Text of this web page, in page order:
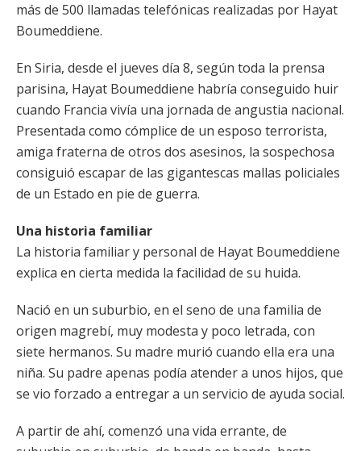
más de 500 llamadas telefónicas realizadas por Hayat
Boumeddiene.
En Siria, desde el jueves día 8, según toda la prensa
parisina, Hayat Boumeddiene habría conseguido huir
cuando Francia vivía una jornada de angustia nacional.
Presentada como cómplice de un esposo terrorista,
amiga fraterna de otros dos asesinos, la sospechosa
consiguió escapar de las gigantescas mallas policiales
de un Estado en pie de guerra.
Una historia familiar
La historia familiar y personal de Hayat Boumeddiene
explica en cierta medida la facilidad de su huida.
Nació en un suburbio, en el seno de una familia de
origen magrebí, muy modesta y poco letrada, con
siete hermanos. Su madre murió cuando ella era una
niña. Su padre apenas podía atender a unos hijos, que
se vio forzado a entregar a un servicio de ayuda social.
A partir de ahí, comenzó una vida errante, de